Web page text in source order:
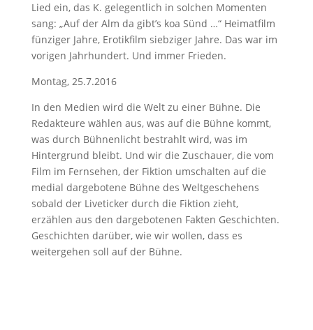
Lied ein, das K. gelegentlich in solchen Momenten
sang: „Auf der Alm da gibt’s koa Sünd …“ Heimatfilm
fünziger Jahre, Erotikfilm siebziger Jahre. Das war im
vorigen Jahrhundert. Und immer Frieden.
Montag, 25.7.2016
In den Medien wird die Welt zu einer Bühne. Die
Redakteure wählen aus, was auf die Bühne kommt,
was durch Bühnenlicht bestrahlt wird, was im
Hintergrund bleibt. Und wir die Zuschauer, die vom
Film im Fernsehen, der Fiktion umschalten auf die
medial dargebotene Bühne des Weltgeschehens
sobald der Liveticker durch die Fiktion zieht,
erzählen aus den dargebotenen Fakten Geschichten.
Geschichten darüber, wie wir wollen, dass es
weitergehen soll auf der Bühne.